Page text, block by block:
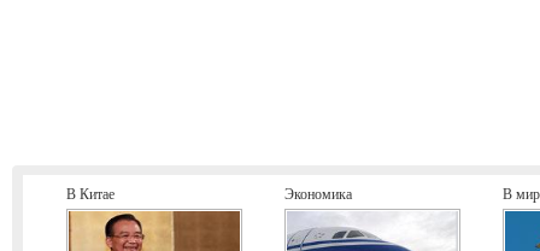
В Китае Экономика В